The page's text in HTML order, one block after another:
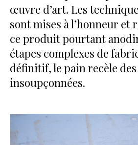
œuvre d’art. Les
sont mises à l’honneur et
ce produit pourtant
étapes complexes de
définitif, le pain recèle
insoupçonnées.